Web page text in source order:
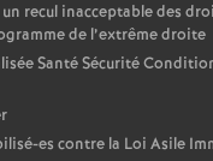
recul inacceptable des
de l’extrême droite
Santé Sécurité
es contre la Loi Asile